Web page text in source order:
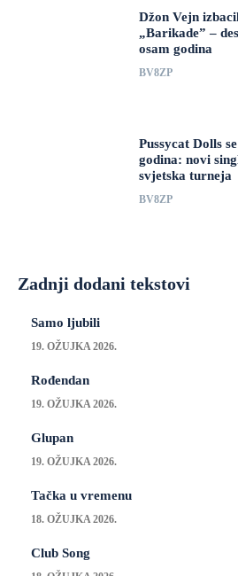
Džon Vejn
„Barikade” –
osam godina
BV8ZP
Pussycat Dolls
godina: novi
svjetska turneja
BV8ZP
Zadnji dodani tekstovi
Samo ljubili
19. OŽUJKA 2026.
Rođendan
19. OŽUJKA 2026.
Glupan
19. OŽUJKA 2026.
Tačka u vremenu
18. OŽUJKA 2026.
Club Song